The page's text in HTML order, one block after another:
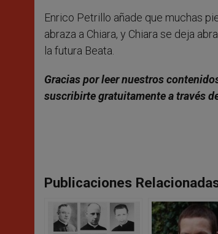
Enrico Petrillo añade que muchas
abraza a Chiara, y Chiara se deja
la futura Beata.
Gracias por leer nuestros
suscribirte gratuitamente a través
Publicaciones